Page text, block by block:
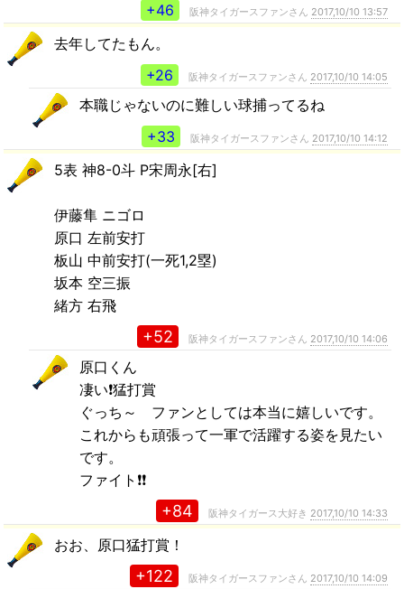
+46
阪神タイガースファンさん 2017,10/10 13:57
去年してたもん。
+26
阪神タイガースファンさん 2017,10/10 14:05
本職じゃないのに難しい球捕ってるね
+33
阪神タイガースファンさん 2017,10/10 14:12
5表 神8-0斗 P宋周永[右]
伊藤隼 ニゴロ
原口 左前安打
板山 中前安打(一死1,2塁)
坂本 空三振
緒方 右飛
+52 阪神タイガースファンさん 2017,10/10 14:06
原口くん
凄い❗猛打賞
ぐっち～ ファンとしては本当に嬉しいです。
これからも頑張って一軍で活躍する姿を見たい
です。
ファイト❗❗
+84 阪神タイガース大好き 2017,10/10 14:33
おお、原口猛打賞！
+122 阪神タイガースファンさん 2017,10/10 14:09